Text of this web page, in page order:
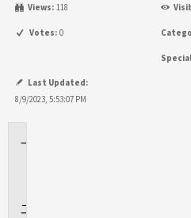
Views: 118
Votes: 0
Last Updated:
8/9/2023, 5:53:07 PM